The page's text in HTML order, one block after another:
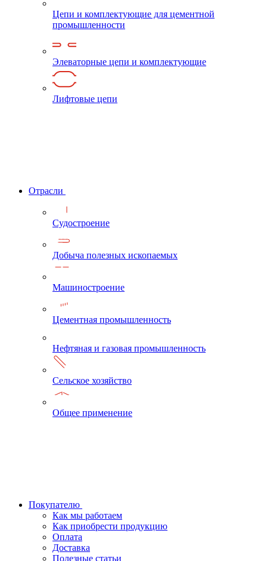
Цепи и комплектующие для цементной
промышленности
Элеваторные цепи и комплектующие
Лифтовые цепи
Отрасли
Судостроение
Добыча полезных ископаемых
Машиностроение
Цементная промышленность
Нефтяная и газовая промышленность
Сельское хозяйство
Общее применение
Покупателю
Как мы работаем
Как приобрести продукцию
Оплата
Доставка
Полезные статьи